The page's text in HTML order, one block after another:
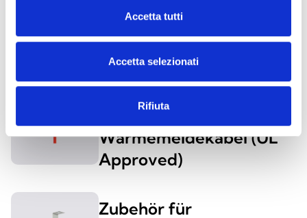
Accetta tutti
Accetta selezionati
Rifiuta
Digitale, nicht
rückstellbare
Wärmemeldekabel (UL
Approved)
Zubehör für